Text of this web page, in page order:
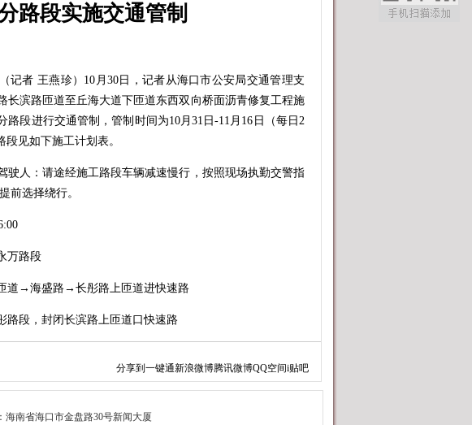
路段实施交通管制
者 王燕珍）10月30日，记者从海口市公安局交通管理支
长滨路匝道至丘海大道下匝道东西双向桥面沥青修复工程施
路段进行交通管制，管制时间为10月31日-11月16日（每日2
段见如下施工计划表。
人：请途经施工路段车辆减速慢行，按照现场执勤交警指
前选择绕行。
万路段
→海盛路→长彤路上匝道进快速路
段，封闭长滨路上匝道口快速路
快速路
分享到 一键通新浪微博腾讯微博QQ空间i贴吧